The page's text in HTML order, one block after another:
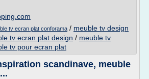
tv ecran plat conforama / meuble tv design
tv ecran plat design / meuble tv
tv pour ecran plat
scandinave, meuble